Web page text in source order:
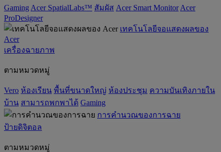
Gaming Acer SpatialLabs™ สัมผัส Acer Smart Monitor Acer
ProDesigner
เทคโนโลยีจอแสดงผลของ
Acer
เครื่องฉายภาพ
ตามหมวดหมู่
Vero ห้องเรียน พื้นที่ขนาดใหญ่ ห้องประชุม ความบันเทิงภายใน
บ้าน สามารถพกพาได้ Gaming
การคำนวณของการฉาย
ป้ายดิจิตอล
ตามหมวดหมู่